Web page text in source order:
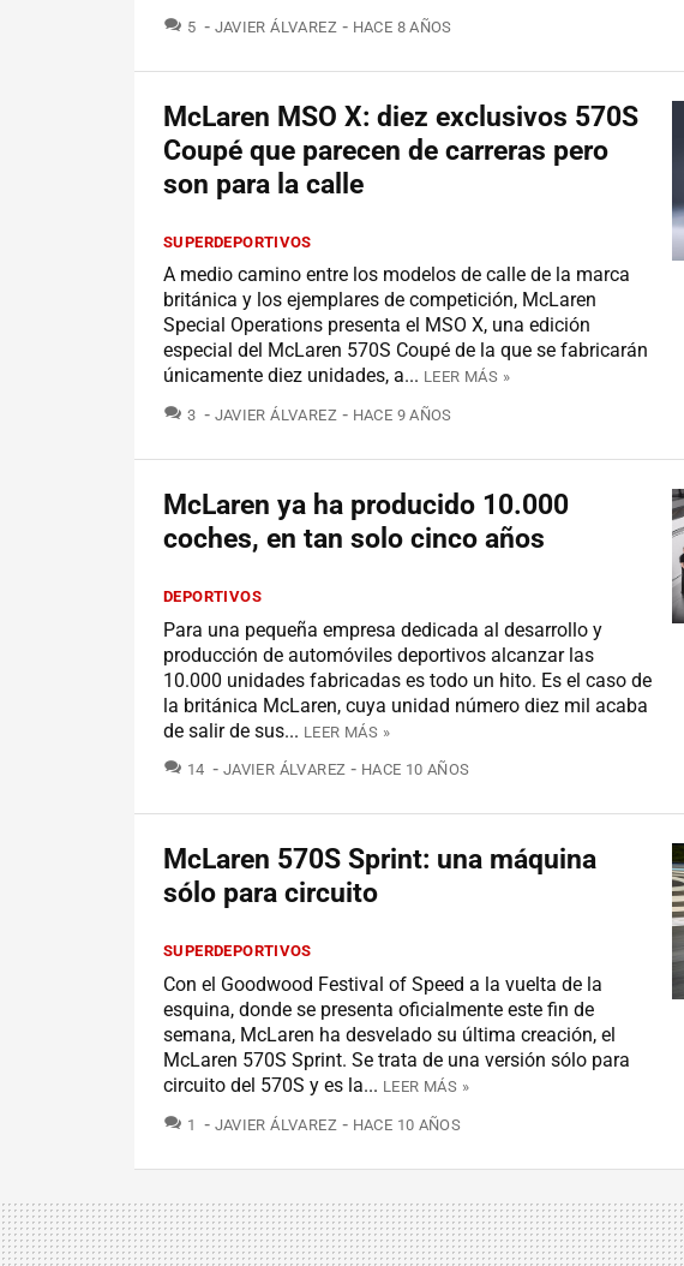
5 COMENTARIOS
JAVIER ÁLVAREZ HACE 8 AÑOS
McLaren MSO X: diez exclusivos 570S
Coupé que parecen de carreras pero
son para la calle
SUPERDEPORTIVOS
A medio camino entre los modelos de calle de la marca
británica y los ejemplares de competición, McLaren
Special Operations presenta el MSO X, una edición
especial del McLaren 570S Coupé de la que se fabricarán
únicamente diez unidades, a... LEER MÁS »
3 COMENTARIOS
JAVIER ÁLVAREZ HACE 9 AÑOS
McLaren ya ha producido 10.000
coches, en tan solo cinco años
DEPORTIVOS
Para una pequeña empresa dedicada al desarrollo y
producción de automóviles deportivos alcanzar las
10.000 unidades fabricadas es todo un hito. Es el caso de
la británica McLaren, cuya unidad número diez mil acaba
de salir de sus... LEER MÁS »
14 COMENTARIOS
JAVIER ÁLVAREZ HACE 10 AÑOS
McLaren 570S Sprint: una máquina
sólo para circuito
SUPERDEPORTIVOS
Con el Goodwood Festival of Speed a la vuelta de la
esquina, donde se presenta oficialmente este fin de
semana, McLaren ha desvelado su última creación, el
McLaren 570S Sprint. Se trata de una versión sólo para
circuito del 570S y es la... LEER MÁS »
1 COMENTARIOS
JAVIER ÁLVAREZ HACE 10 AÑOS